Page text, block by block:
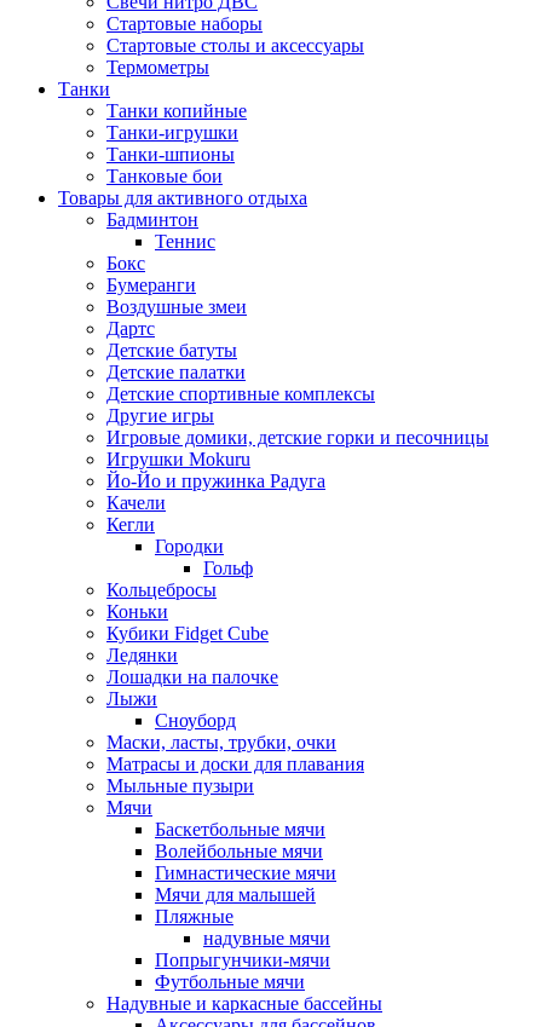
Стартовые наборы
Стартовые столы и аксессуары
Термометры
Танки
Танки копийные
Танки-игрушки
Танки-шпионы
Танковые бои
Товары для активного отдыха
Бадминтон
Теннис
Бокс
Бумеранги
Воздушные змеи
Дартс
Детские батуты
Детские палатки
Детские спортивные комплексы
Другие игры
Игровые домики, детские горки и песочницы
Игрушки Mokuru
Йо-Йо и пружинка Радуга
Качели
Кегли
Городки
Гольф
Кольцебросы
Коньки
Кубики Fidget Cube
Ледянки
Лошадки на палочке
Лыжи
Сноуборд
Маски, ласты, трубки, очки
Матрасы и доски для плавания
Мыльные пузыри
Мячи
Баскетбольные мячи
Волейбольные мячи
Гимнастические мячи
Мячи для малышей
Пляжные
надувные мячи
Попрыгунчики-мячи
Футбольные мячи
Надувные и каркасные бассейны